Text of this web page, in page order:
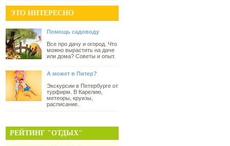
ЭТО ИНТЕРЕСНО
Помощь садоводу
Все про дачу и огород. Что
можно вырастить на даче
или дома? Советы и опыт.
А может в Питер?
Экскурсии в Петербурге от
турфирм. В Карелию,
метеоры, круизы,
расписание.
РЕЙТИНГ "ОТДЫХ"